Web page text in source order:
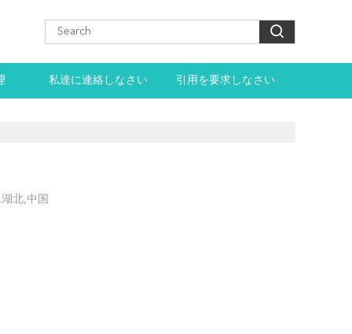
私達に連絡しなさい 引用を要求しなさい
北,中国